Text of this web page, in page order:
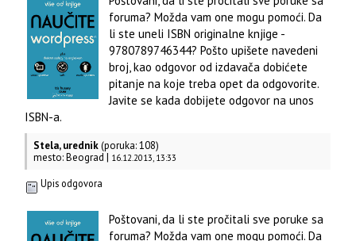
foruma? Možda vam one mogu pomoći. Da
li ste uneli ISBN originalne knjige -
9780789746344? Pošto upišete navedeni
broj, kao odgovor od izdavača dobićete
pitanje na koje treba opet da odgovorite.
Javite se kada dobijete odgovor na unos
ISBN-a.
Stela, urednik(poruka: 108)
mesto: Beograd | 16.12.2013, 13:33
Upis odgovora
Poštovani, da li ste pročitali sve poruke sa
foruma? Možda vam one mogu pomoći. Da